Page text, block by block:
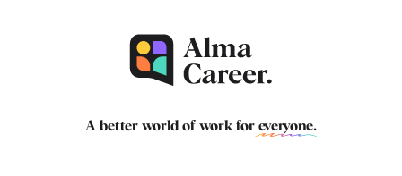
A better world of work for everyone.